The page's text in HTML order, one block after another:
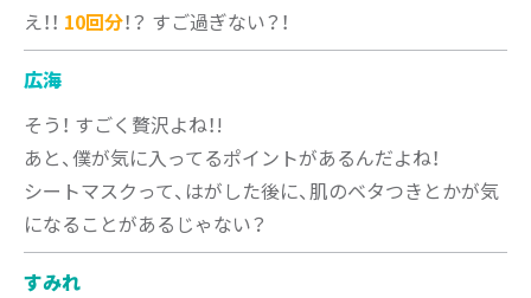
え！！ 10回分！？ すご過ぎない？！
広海
そう！ すごく贅沢よね！!
あと、僕が気に入ってるポイントがあるんだよね！
シートマスクって、はがした後に、肌のベタつきとかが気
になることがあるじゃない？
すみれ